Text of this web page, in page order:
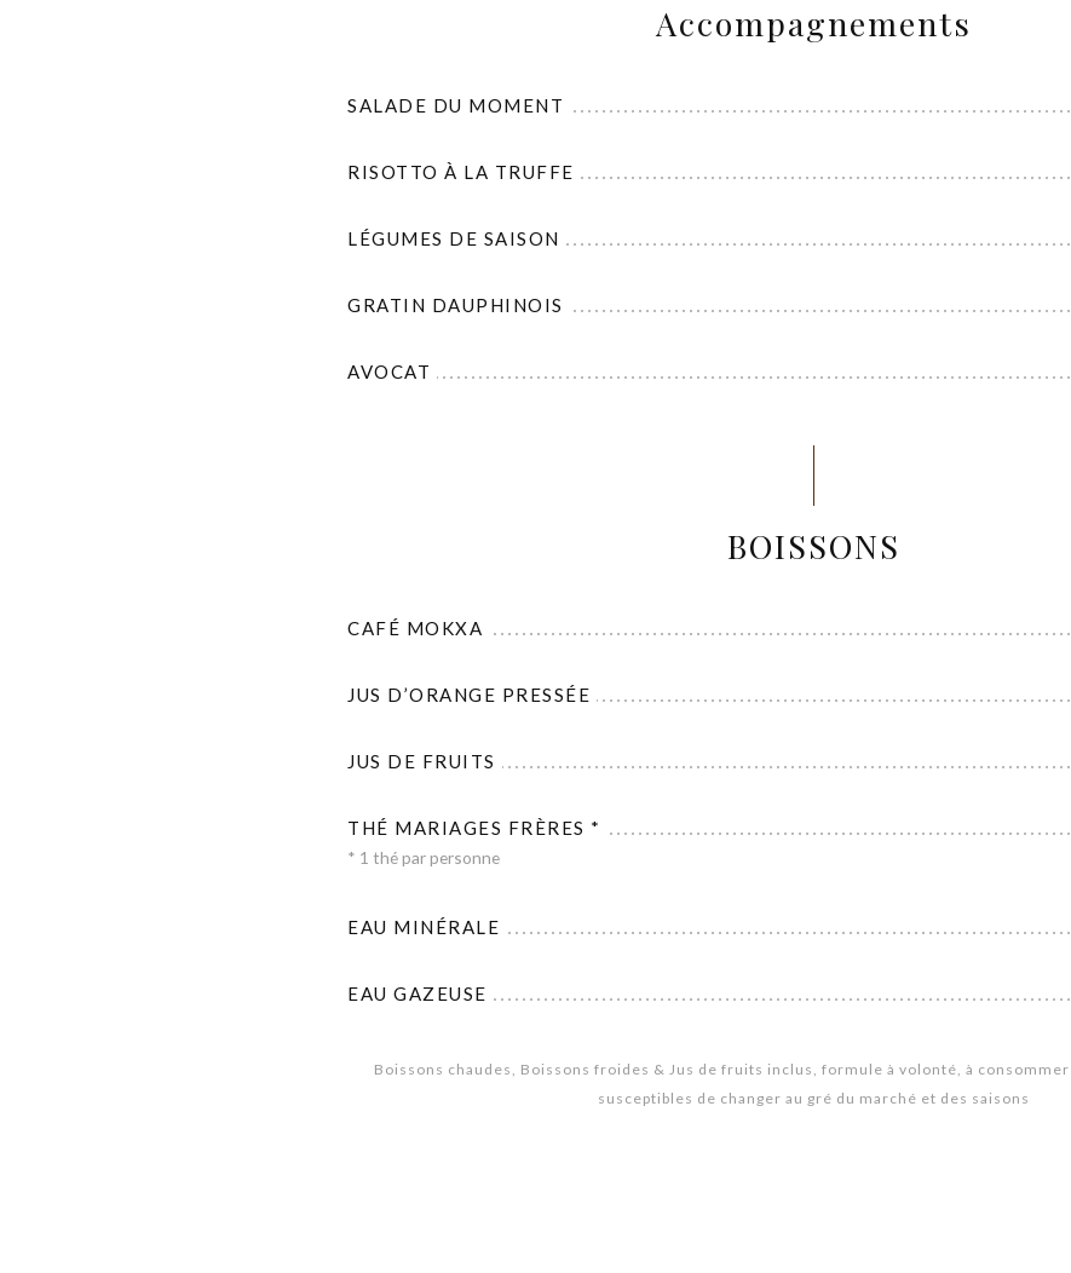
Accompagnements
SALADE DU MOMENT
RISOTTO À LA TRUFFE
LÉGUMES DE SAISON
GRATIN DAUPHINOIS
AVOCAT
BOISSONS
CAFÉ MOKXA
JUS D’ORANGE PRESSÉE
JUS DE FRUITS
THÉ MARIAGES FRÈRES *
* 1 thé par personne
EAU MINÉRALE
EAU GAZEUSE
Boissons chaudes, Boissons froides & Jus de fruits inclus, formule à volonté, à
susceptibles de changer au gré du marché et des saisons